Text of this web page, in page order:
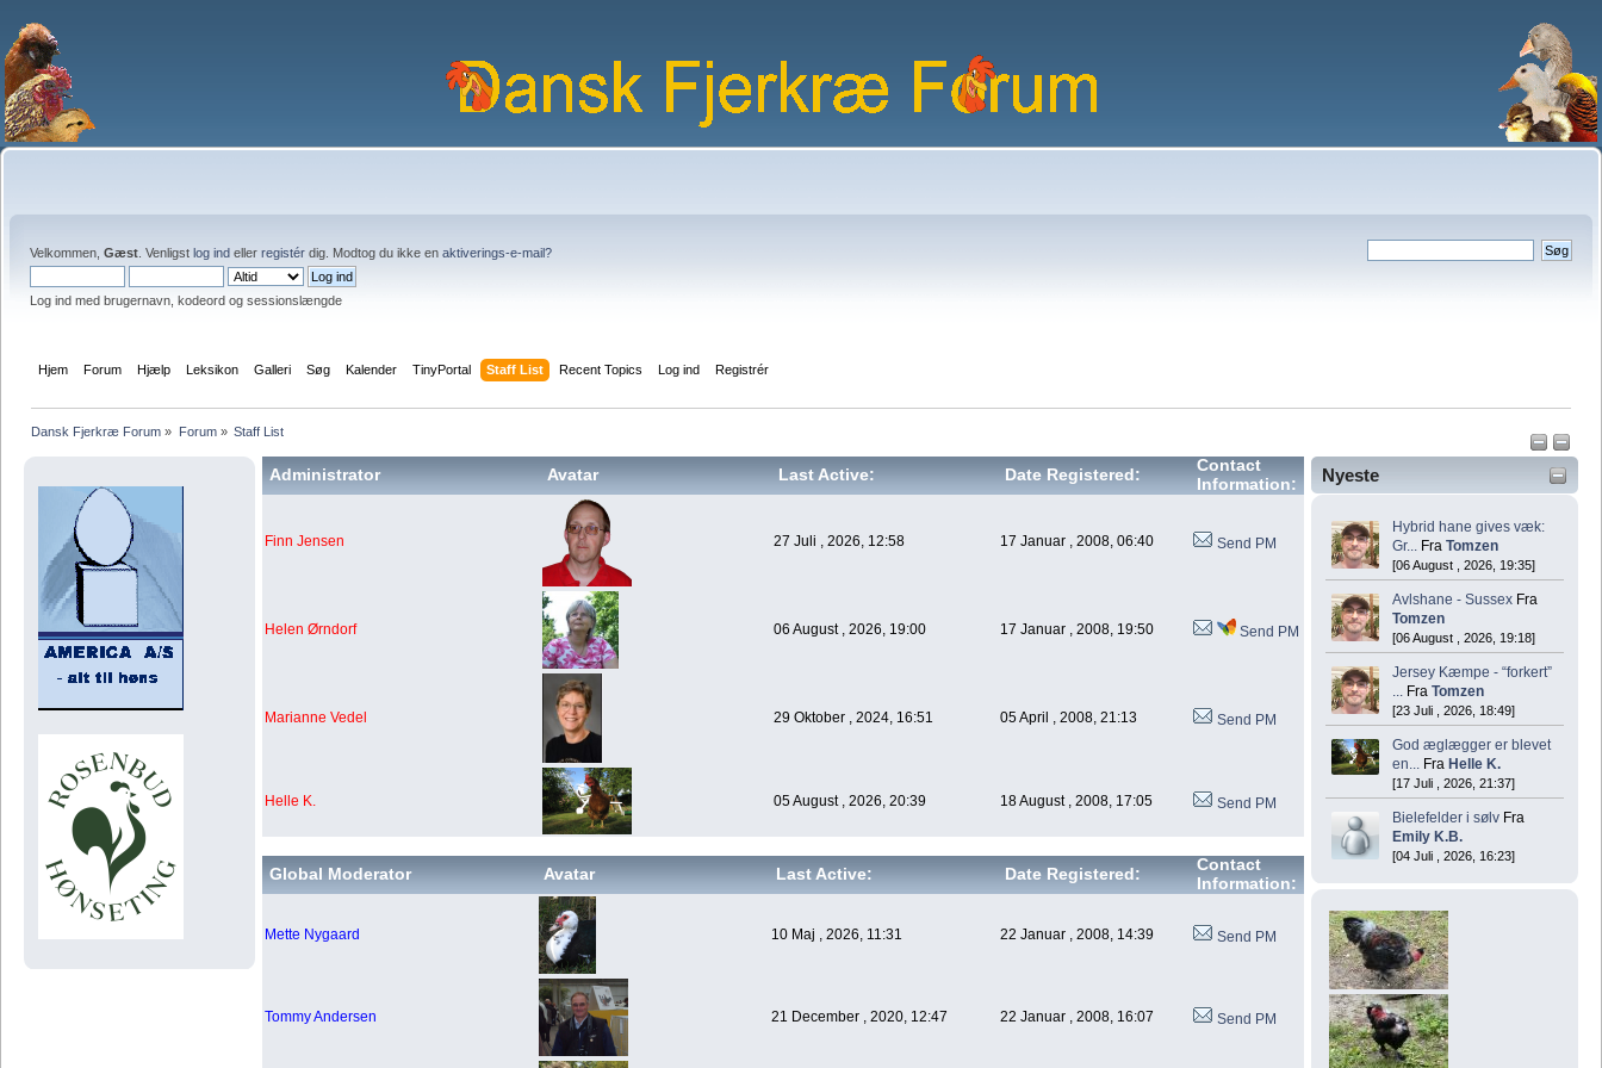
Velkommen, Gæst . Venligst log ind eller registér dig. Modtog du ikke en aktiverings-e-mail?
Log ind med brugernavn, kodeord og sessionslængde
Hjem Forum Hjælp Leksikon Galleri Søg Kalender TinyPortal Staff List Recent Topics Log ind Registrér
Dansk Fjerkræ Forum » Forum» Staff List
Nyeste
Hybrid hane gives væk:
Gr... Fra Tomzen
[06 August , 2026, 19:35]
Avlshane - Sussex Fra
Tomzen
[06 August , 2026, 19:18]
Jersey Kæmpe - “forkert”
... Fra Tomzen
[23 Juli , 2026, 18:49]
God æglægger er blevet
en... Fra Helle K.
[17 Juli , 2026, 21:37]
Bielefelder i sølv Fra
Emily K.B.
[04 Juli , 2026, 16:23]
Administrator Avatar Last Active: Date Registered:
Contact
Information:
Finn Jensen 27 Juli , 2026, 12:58 17 Januar , 2008, 06:40 Send PM
Helen Ørndorf 06 August , 2026, 19:00 17 Januar , 2008, 19:50 Send PM
Marianne Vedel 29 Oktober , 2024, 16:51 05 April , 2008, 21:13 Send PM
Helle K. 05 August , 2026, 20:39 18 August , 2008, 17:05 Send PM
Global Moderator Avatar Last Active: Date Registered:
Contact
Information:
Mette Nygaard 10 Maj , 2026, 11:31 22 Januar , 2008, 14:39 Send PM
Tommy Andersen 21 December , 2020, 12:47 22 Januar , 2008, 16:07 Send PM